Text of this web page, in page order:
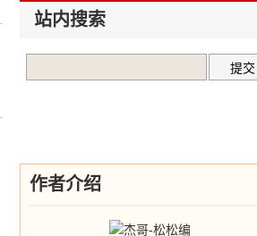
站内搜索
作者介绍